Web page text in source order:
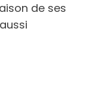
de ses